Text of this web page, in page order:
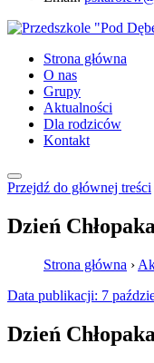
Strona główna
O nas
Grupy
Aktualności
Dla rodziców
Kontakt
Przejdź do głównej treści
Dzień Chłopaka
Strona główna ›
Data publikacji: 7
Dzień Chłopaka